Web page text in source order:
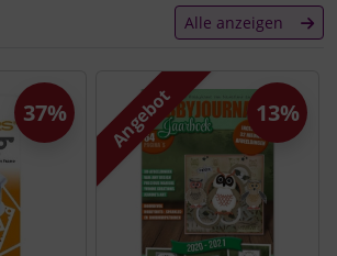
Alle anzeigen
- navigieren Sie mit der Tab-
37% Angebot 13%